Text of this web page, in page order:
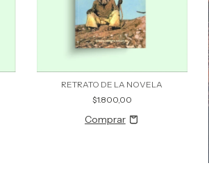
RETRATO DE LA NOVELA
$1.800,00